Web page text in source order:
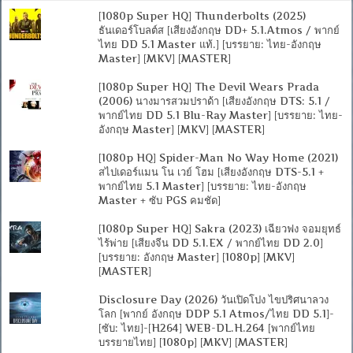
[1080p Super HQ] Thunderbolts (2025)
ธันเดอร์โบลต์ส [เสียงอังกฤษ DD+ 5.1.Atmos / พากย์
ไทย DD 5.1 Master แท้.] [บรรยาย: ไทย-อังกฤษ
Master] [MKV] [MASTER]
[1080p Super HQ] The Devil Wears Prada
(2006) นางมารสวมปราด้า [เสียงอังกฤษ DTS: 5.1 /
พากย์ไทย DD 5.1 Blu-Ray Master] [บรรยาย: ไทย-
อังกฤษ Master] [MKV] [MASTER]
[1080p HQ] Spider-Man No Way Home (2021)
สไปเดอร์แมน โน เวย์ โฮม [เสียงอังกฤษ DTS-5.1 +
พากย์ไทย 5.1 Master] [บรรยาย: ไทย-อังกฤษ
Master + ซับ PGS คมชัด]
[1080p Super HQ] Sakra (2023) เฉียวฟง จอมยุทธ์
ไร้พ่าย [เสียงจีน DD 5.1.EX / พากย์ไทย DD 2.0]
[บรรยาย: อังกฤษ Master] [1080p] [MKV]
[MASTER]
Disclosure Day (2026) วันเปิดโปง ไขปริศนาลวง
โลก [พากย์ อังกฤษ DDP 5.1 Atmos/ไทย DD 5.1]-
[ซับ: ไทย]-[H264] WEB-DL.H.264 [พากย์ไทย
บรรยายไทย] [1080p] [MKV] [MASTER]